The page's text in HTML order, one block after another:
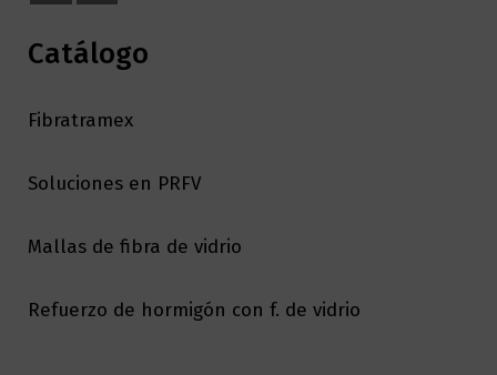
Catálogo
Fibratramex
Soluciones en PRFV
Mallas de fibra de vidrio
Refuerzo de hormigón con f. de vidrio